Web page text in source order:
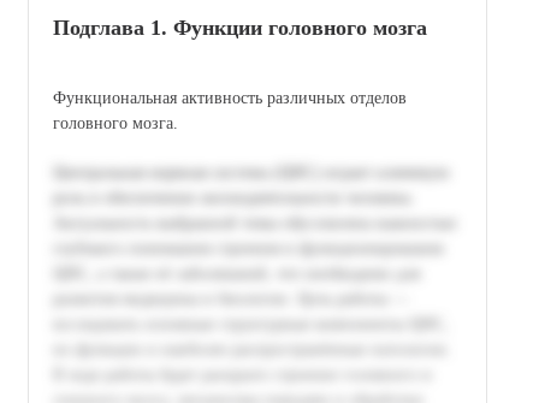
Подглава 1. Функции головного мозга
Функциональная активность различных отделов
головного мозга.